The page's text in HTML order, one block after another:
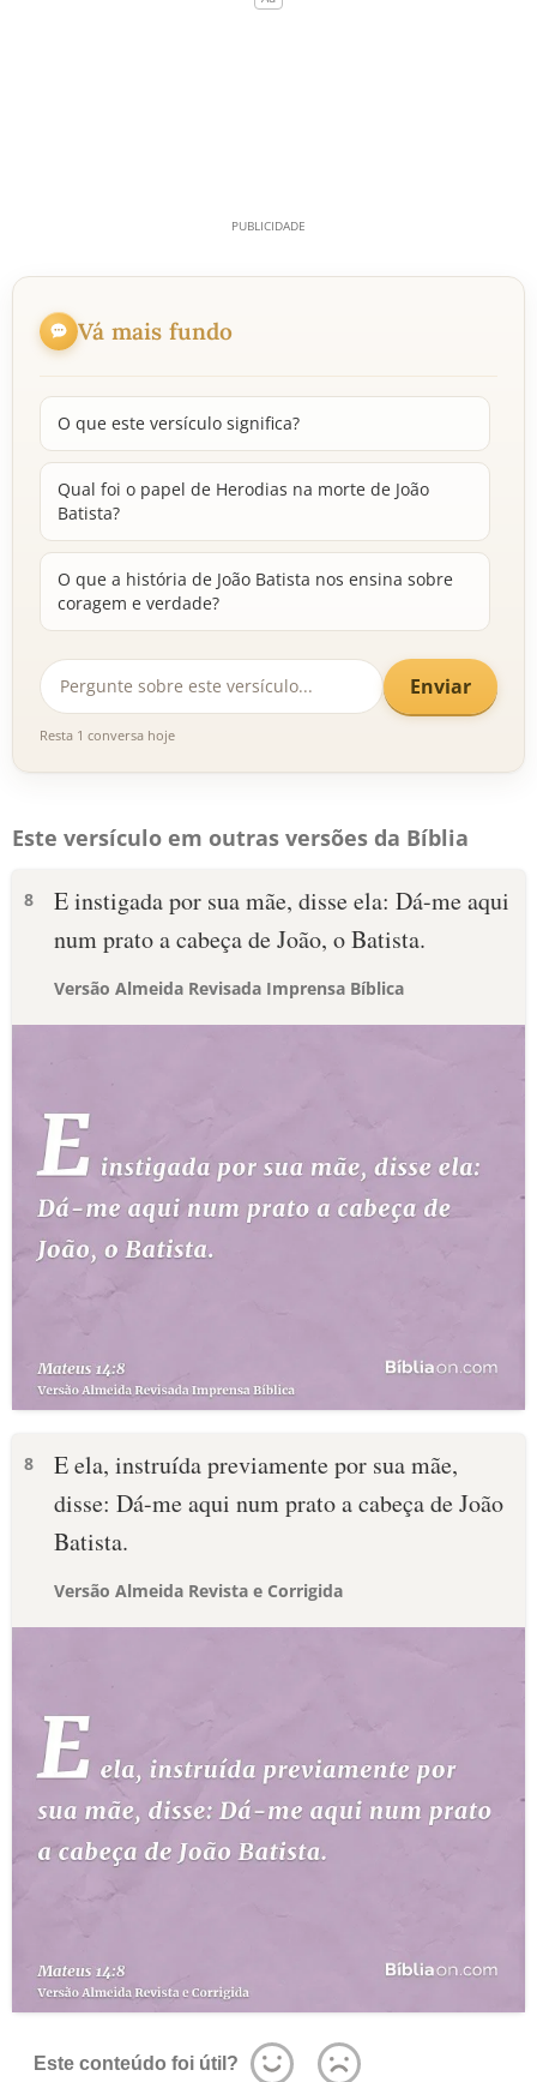
Vá mais fundo
O que este versículo significa?
Qual foi o papel de Herodias na morte de João
Batista?
O que a história de João Batista nos ensina sobre
coragem e verdade?
Enviar
Resta 1 conversa hoje
Este versículo em outras versões da Bíblia
8
E instigada por sua mãe, disse ela: Dá-me aqui
num prato a cabeça de João, o Batista.
Versão Almeida Revisada Imprensa Bíblica
8
E ela, instruída previamente por sua mãe,
disse: Dá-me aqui num prato a cabeça de João
Batista.
Versão Almeida Revista e Corrigida
Este conteúdo foi útil?